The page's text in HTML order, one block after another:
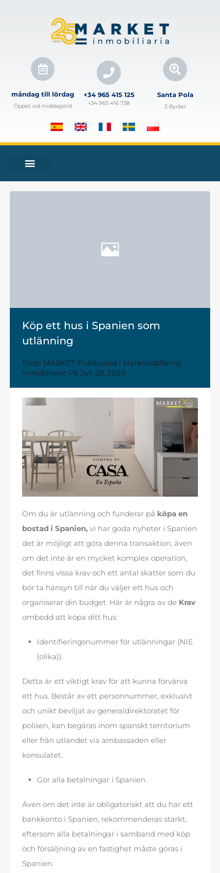
måndag till lördag
Öppet vid middagstid
+34 965 415 125
+34 965 416 738
Santa Pola
2 Byråer
Köp ett hus i Spanien som
utlänning
Förbi MARKET Publicerad i Marknadsföring
Inmobiliario På Juli 29, 2020
Om du är utlänning och funderar på köpa en
bostad i Spanien, vi har goda nyheter i Spanien
det är möjligt att göra denna transaktion, även
om det inte är en mycket komplex operation,
det finns vissa krav och ett antal skatter som du
bör ta hänsyn till när du väljer ett hus och
organiserar din budget. Här är några av de Krav
ombedd att köpa ditt hus:
Identifieringsnummer för utlänningar (NIE
(olika)).
Detta är ett viktigt krav för att kunna förvärva
ett hus. Består av ett personnummer, exklusivt
och unikt beviljat av generaldirektoratet för
polisen, kan begäras inom spanskt territorium
eller från utlandet via ambassaden eller
konsulatet.
Gör alla betalningar i Spanien.
Även om det inte är obligatoriskt att du har ett
bankkonto i Spanien, rekommenderas starkt,
eftersom alla betalningar i samband med köp
och försäljning av en fastighet måste göras i
Spanien.